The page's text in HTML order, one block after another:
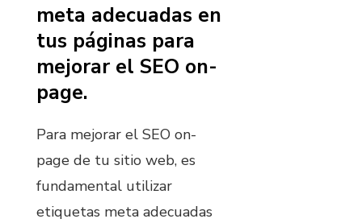
meta adecuadas en
tus páginas para
mejorar el SEO on-
page.
Para mejorar el SEO on-
page de tu sitio web, es
fundamental utilizar
etiquetas meta adecuadas